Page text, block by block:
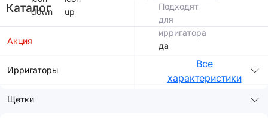
Каталог
Акция
Ирригаторы
Щетки
Подходят
для
ирригатора
да
Все
характеристики